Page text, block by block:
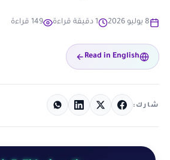
8 يوليو 2026 1 دقيقة قراءة 149 قراءة
Read in English
شارك: